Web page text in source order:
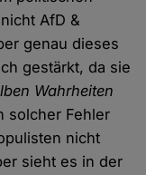
AfD &
genau dieses
gestärkt, da sie
Wahrheiten
solcher Fehler
nicht
sieht es in der